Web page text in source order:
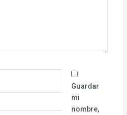
Guardar
mi
nombre,